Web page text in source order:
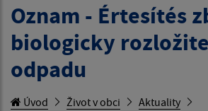
Oznam - Értesítés
biologicky
odpadu
Úvod Život v obci
Aktuality